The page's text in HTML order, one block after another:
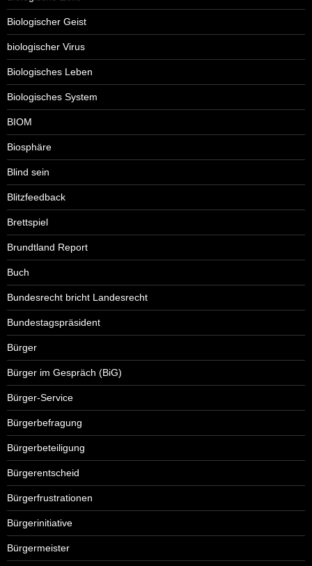
Biologischer Geist
biologischer Virus
Biologisches Leben
Biologisches System
BIOM
Biosphäre
Blind sein
Blitzfeedback
Brettspiel
Brundtland Report
Buch
Bundesrecht bricht Landesrecht
Bundestagspräsident
Bürger
Bürger im Gespräch (BiG)
Bürger-Service
Bürgerbefragung
Bürgerbeteiligung
Bürgerentscheid
Bürgerfrustrationen
Bürgerinitiative
Bürgermeister